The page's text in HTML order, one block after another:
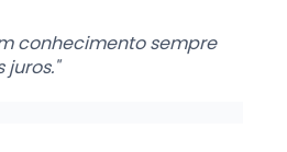
conhecimento sempre
juros."